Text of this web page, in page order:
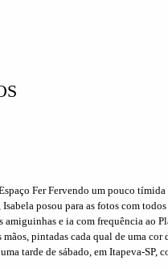
Fer Fervendo um pouco
posou para as fotos com
amiguinhas e ia com frequência
pintadas cada qual de uma cor
tarde de sábado, em Itapeva-